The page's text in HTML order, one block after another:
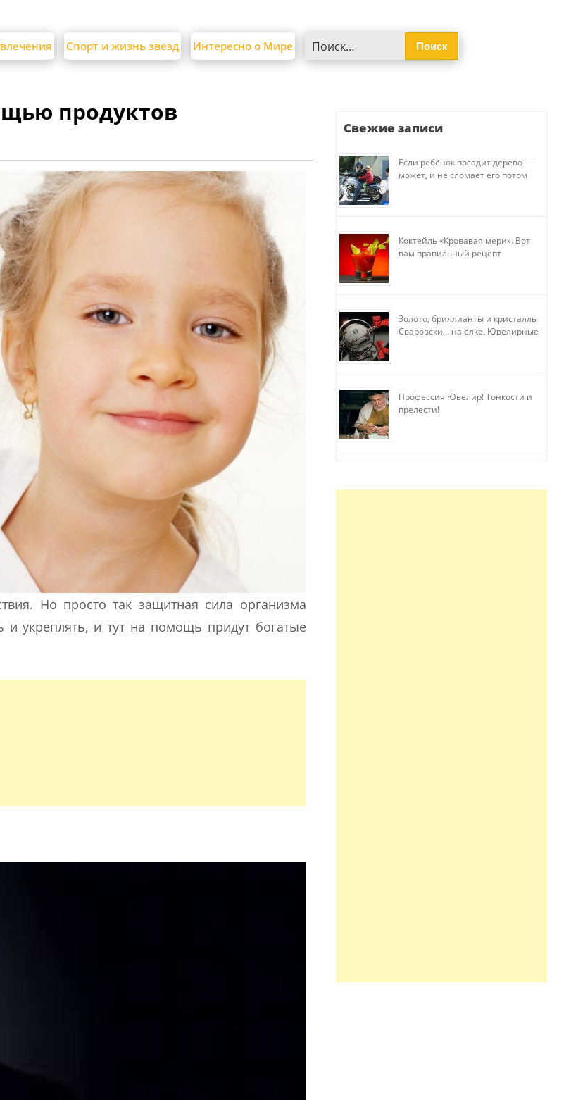
Спорт и жизнь звезд Интересно о Мире
продуктов
Но просто так защитная сила организма
и укреплять, и тут на помощь придут богатые
Свежие записи
Если ребёнок посадит дерево —
может, и не сломает его потом
Коктейль «Кровавая мери». Вот
вам правильный рецепт
Золото, бриллианты и кристаллы
Сваровски… на елке. Ювелирные
Профессия Ювелир! Тонкости и
прелести!